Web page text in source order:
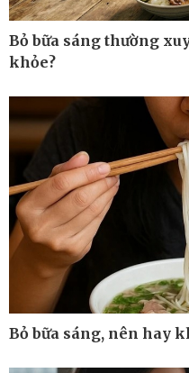
Kinh tế
Bất động sản
Khởi nghiệp
Bỏ bữa sáng thường
khỏe?
Bỏ bữa sáng, nên hay